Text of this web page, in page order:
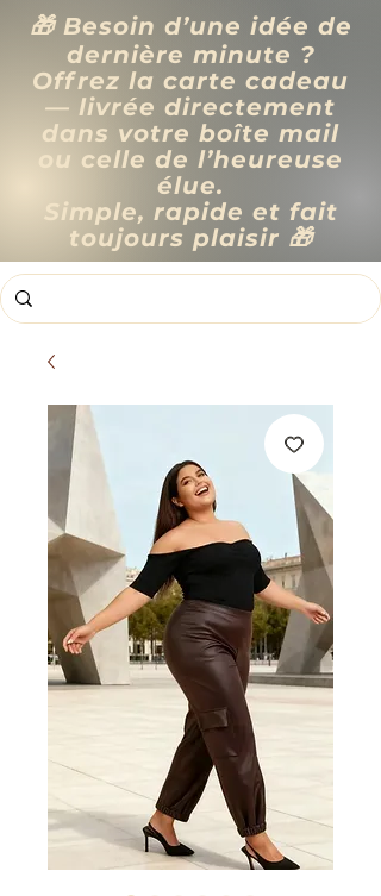
🎁 Besoin d’une idée de
dernière minute ?
Offrez la carte cadeau
— livrée directement
dans votre boîte mail
ou celle de l’heureuse
élue.
Simple, rapide et fait
toujours plaisir 🎁